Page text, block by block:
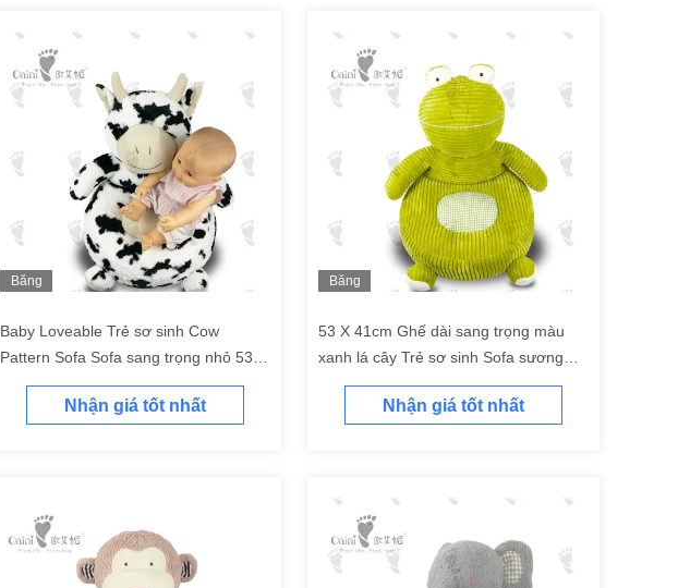
Băng
Baby Loveable Trẻ sơ sinh Cow
Pattern Sofa Sofa sang trọng nhỏ 53 X
41cm
Nhận giá tốt nhất
Băng
53 X 41cm Ghế dài sang trọng màu
xanh lá cây Trẻ sơ sinh Sofa sương
mù đáng yêu Tùy chỉnh
Nhận giá tốt nhất